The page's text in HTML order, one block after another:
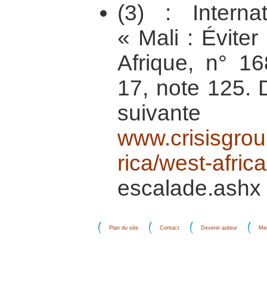
(3) :
« Mali : Éviter
Afrique, n°
17, note 125.
rica/west-
escalade.ashx
Plan du site Contact Devenir auteur